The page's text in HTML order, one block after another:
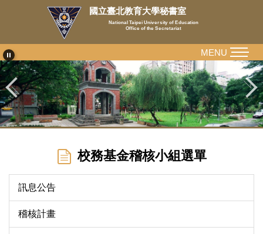
要
內
容
區
國立臺北教育大學秘書室
National Taipei University of Education
Office of the Secretariat
MENU
校務基金稽核小組選單
訊息公告
稽核計畫